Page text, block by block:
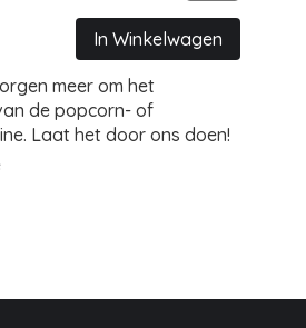
In Winkelwagen
meer om het
de popcorn- of
Laat het door ons doen!